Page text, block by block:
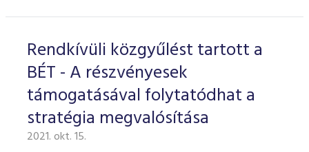
Rendkívüli közgyűlést tartott a
BÉT - A részvényesek
támogatásával folytatódhat a
stratégia megvalósítása
2021. okt. 15.